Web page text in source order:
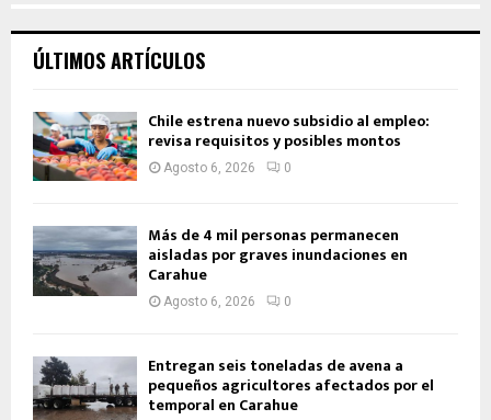
ÚLTIMOS ARTÍCULOS
Chile estrena nuevo subsidio al empleo:
revisa requisitos y posibles montos
Agosto 6, 2026 0
Más de 4 mil personas permanecen
aisladas por graves inundaciones en
Carahue
Agosto 6, 2026 0
Entregan seis toneladas de avena a
pequeños agricultores afectados por el
temporal en Carahue